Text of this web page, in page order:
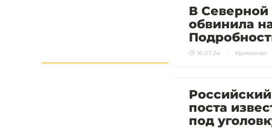
В
обвинила
16.07.24 Криминал
поста
под